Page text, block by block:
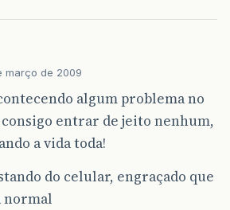
março de 2009
algum problema no
entrar de jeito nenhum,
a vida toda!
do celular, engraçado que
normal